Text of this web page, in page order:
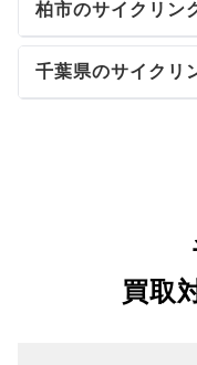
柏市のサイクリン
千葉県のサイクリ
買取